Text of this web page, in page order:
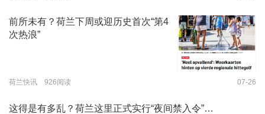
前所未有？荷兰下周或迎历史首次“第4
次热浪”
荷兰快讯 926阅读 07-26
这得是有多乱？荷兰这里正式实行“夜间禁入令”…